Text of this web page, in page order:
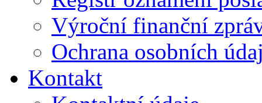
Výroční finanční
Ochrana osobních
Kontakt